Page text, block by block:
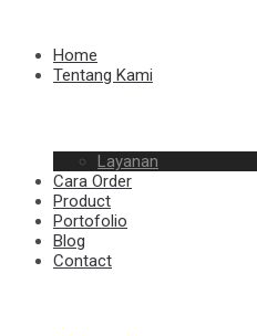
–
KERTAS
Home
Tentang Kami
Layanan
Cara Order
Product
Portofolio
Blog
Contact